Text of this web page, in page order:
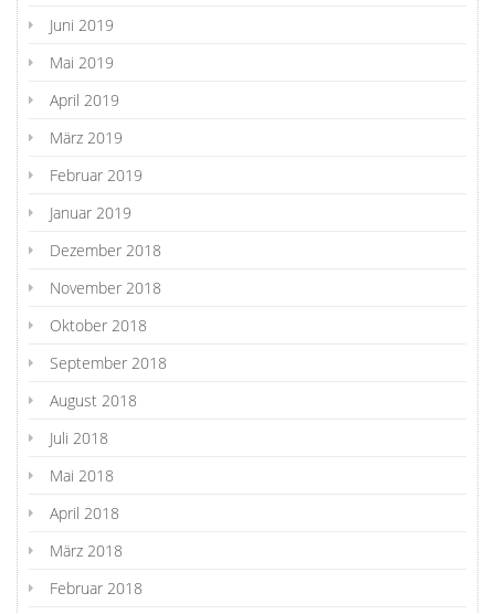
Juni 2019
Mai 2019
April 2019
März 2019
Februar 2019
Januar 2019
Dezember 2018
November 2018
Oktober 2018
September 2018
August 2018
Juli 2018
Mai 2018
April 2018
März 2018
Februar 2018